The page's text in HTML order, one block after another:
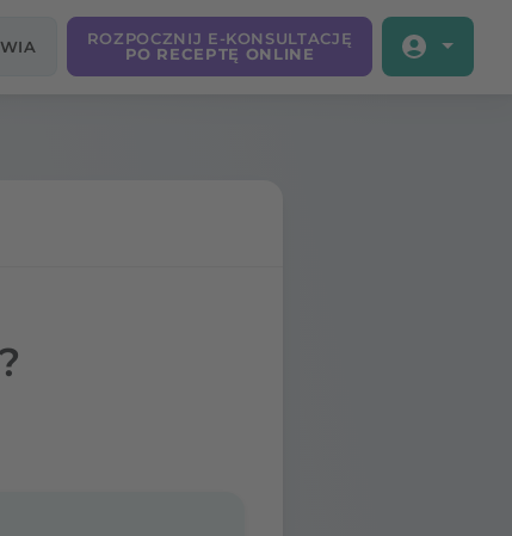
ROZPOCZNIJ E-KONSULTACJĘ
PO RECEPTĘ ONLINE